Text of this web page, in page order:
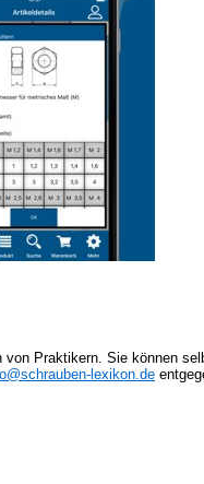
von Praktikern. Sie können
lexikon.de